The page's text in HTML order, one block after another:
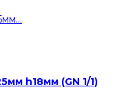
h18мм (GN 1/1)